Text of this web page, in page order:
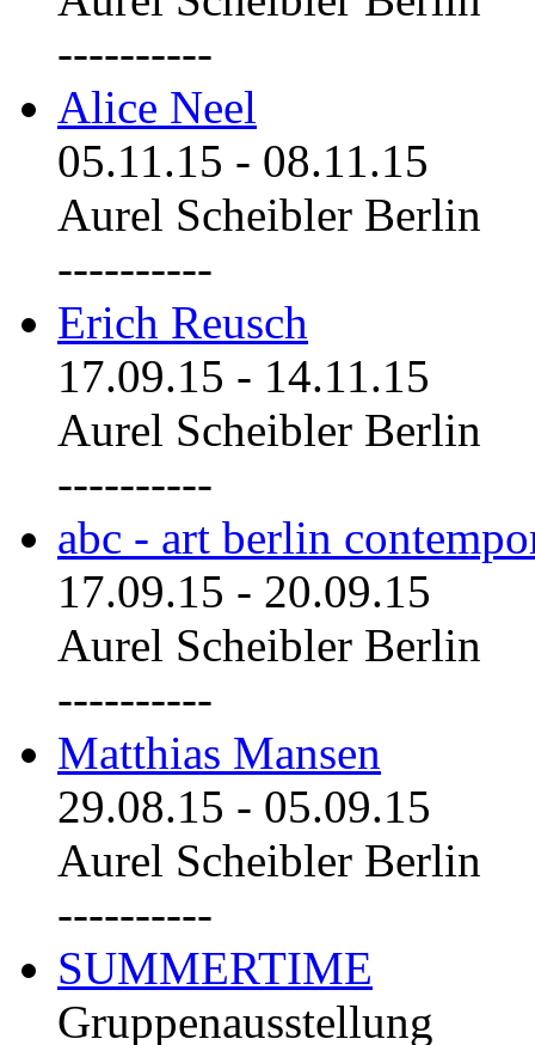
----------
Alice Neel
05.11.15 - 08.11.15
Aurel Scheibler Berlin
----------
Erich Reusch
17.09.15 - 14.11.15
Aurel Scheibler Berlin
----------
abc - art berlin
17.09.15 - 20.09.15
Aurel Scheibler Berlin
----------
Matthias Mansen
29.08.15 - 05.09.15
Aurel Scheibler Berlin
----------
SUMMERTIME
Gruppenausstellung